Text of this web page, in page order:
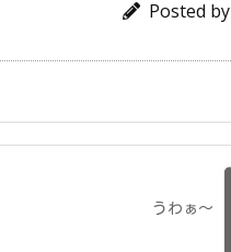
Posted by
うわぁ～